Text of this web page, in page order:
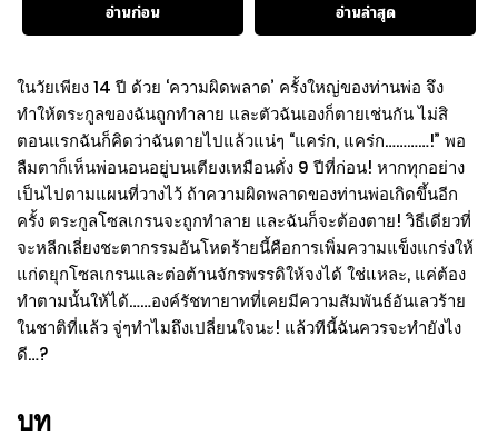
อ่านก่อน
อ่านล่าสุด
ในวัยเพียง 14 ปี ด้วย ‘ความผิดพลาด’ ครั้งใหญ่ของท่านพ่อ จึง
ทำให้ตระกูลของฉันถูกทำลาย และตัวฉันเองก็ตายเช่นกัน ไม่สิ
ตอนแรกฉันก็คิดว่าฉันตายไปแล้วแน่ๆ “แคร่ก, แคร่ก…………!” พอ
ลืมตาก็เห็นพ่อนอนอยู่บนเตียงเหมือนดั่ง 9 ปีที่ก่อน! หากทุกอย่าง
เป็นไปตามแผนที่วางไว้ ถ้าความผิดพลาดของท่านพ่อเกิดขึ้นอีก
ครั้ง ตระกูลโซลเกรนจะถูกทำลาย และฉันก็จะต้องตาย! วิธีเดียวที่
จะหลีกเลี่ยงชะตากรรมอันโหดร้ายนี้คือการเพิ่มความแข็งแกร่งให้
แก่ดยุกโซลเกรนและต่อต้านจักรพรรดิให้จงได้ ใช่แหละ, แค่ต้อง
ทำตามนั้นให้ได้……องค์รัชทายาทที่เคยมีความสัมพันธ์อันเลวร้าย
ในชาติที่แล้ว จู่ๆทำไมถึงเปลี่ยนใจนะ! แล้วทีนี้ฉันควรจะทำยังไง
ดี…?
บท